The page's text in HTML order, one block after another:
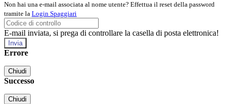
Non hai una e-mail associata al nome utente? Effettua il reset della password
tramite la Login Spaggiari
E-mail inviata, si prega di controllare la casella di posta elettronica!
Errore
Chiudi
Successo
Chiudi